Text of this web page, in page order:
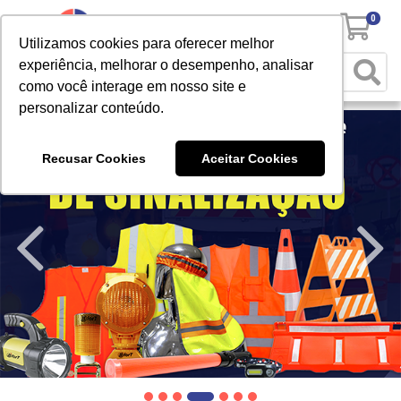
Utilizamos cookies para oferecer melhor
experiência, melhorar o desempenho, analisar
como você interage em nosso site e
personalizar conteúdo.
Recusar Cookies Aceitar Cookies
0